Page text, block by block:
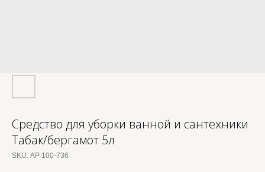
Средство для уборки ванной и сантехники
Табак/бергамот 5л
SKU: АР 100-736